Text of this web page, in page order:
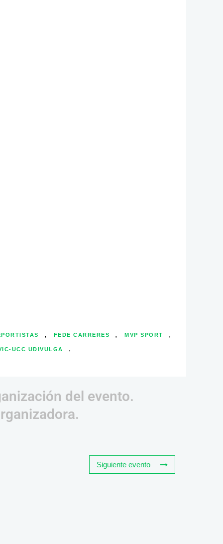
, FEDE CARRERES , MVP SPORT ,
UCC UDIVULGA ,
del evento.
Siguiente evento